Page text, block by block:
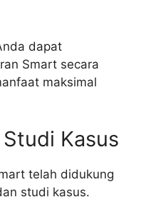
dapat
Smart secara
maksimal
Kasus
telah didukung
studi kasus.